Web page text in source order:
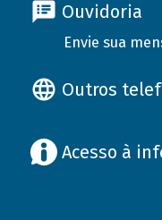
Ouvidoria
Envie sua
Outros
Acesso à